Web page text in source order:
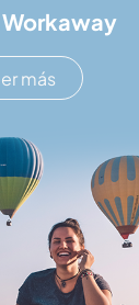
Workaway
más